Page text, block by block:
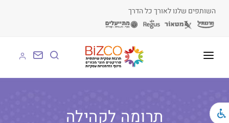
השותפים שלנו לאורך כל הדרך
על BIZCO
BIZCO לעסקים
תרומה לקהילה